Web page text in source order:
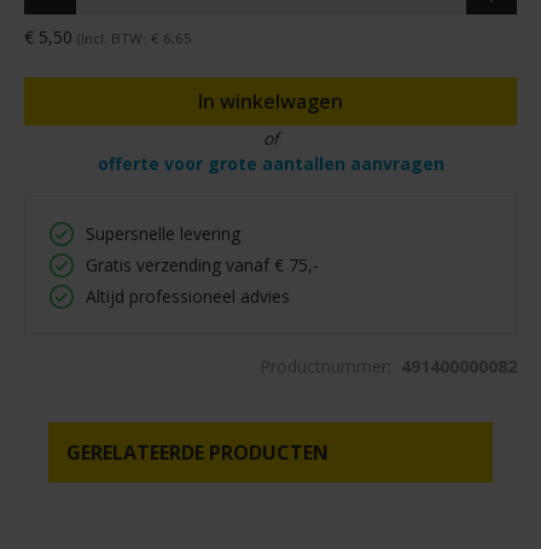
€ 5,50 (Incl. BTW: € 6,65
In winkelwagen
of
offerte voor grote aantallen aanvragen
Supersnelle levering
Gratis verzending vanaf € 75,-
Altijd professioneel advies
Productnummer: 491400000082
GERELATEERDE PRODUCTEN